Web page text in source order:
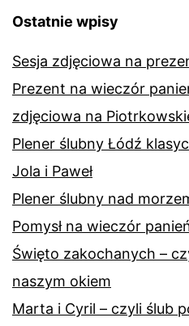
Ostatnie wpisy
Sesja zdjęciowa na
Prezent na wieczór
zdjęciowa na
Plener ślubny Łódź
Jola i Paweł
Plener ślubny nad
Pomysł na wieczór
Święto zakochanych –
naszym okiem
Marta i Cyril – czyli ślub